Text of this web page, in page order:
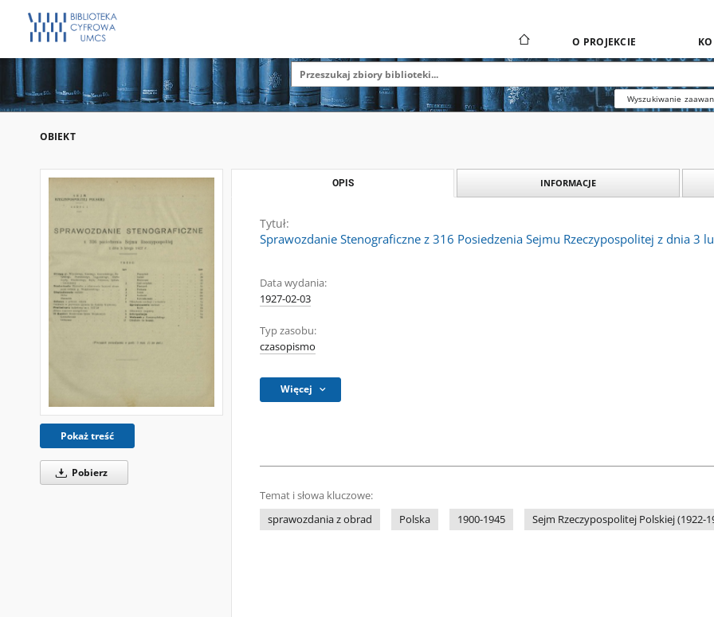
O PROJEKCIE
Wyszukiwanie
OBIEKT
Pokaż treść
Pobierz
OPIS INFORMACJE
Tytuł:
Sprawozdanie Stenograficzne z 316 Posiedzenia Sejmu Rzeczypospolitej z dnia 3
Data wydania:
1927-02-03
Typ zasobu:
czasopismo
Więcej
Temat i słowa kluczowe:
sprawozdania z obrad
Polska 1900-1945 Sejm Rzeczypospolitej Polskiej (1922-